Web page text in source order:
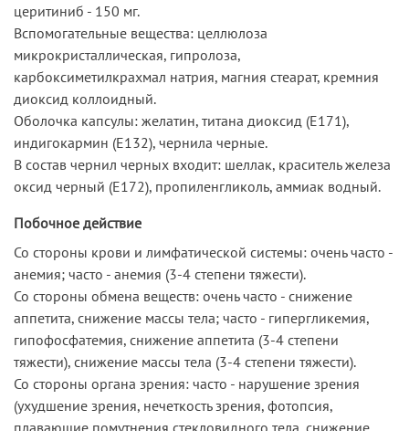
церитиниб - 150 мг.
Вспомогательные вещества: целлюлоза
микрокристаллическая, гипролоза,
карбоксиметилкрахмал натрия, магния стеарат, кремния
диоксид коллоидный.
Оболочка капсулы: желатин, титана диоксид (Е171),
индигокармин (Е132), чернила черные.
В состав чернил черных входит: шеллак, краситель железа
оксид черный (Е172), пропиленгликоль, аммиак водный.
Побочное действие
Со стороны крови и лимфатической системы: очень часто -
анемия; часто - анемия (3-4 степени тяжести).
Со стороны обмена веществ: очень часто - снижение
аппетита, снижение массы тела; часто - гипергликемия,
гипофосфатемия, снижение аппетита (3-4 степени
тяжести), снижение массы тела (3-4 степени тяжести).
Со стороны органа зрения: часто - нарушение зрения
(ухудшение зрения, нечеткость зрения, фотопсия,
плавающие помутнения стекловидного тела, снижение